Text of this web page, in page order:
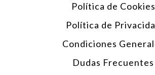
Política de Cookies
Política de
Condiciones
Dudas Frecuentes